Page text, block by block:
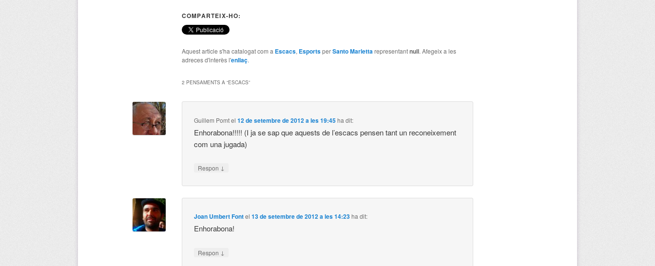
COMPARTEIX-HO:
Aquest article s'ha catalogat com a Escacs, EsportsperSanto Marlettarepresentantnull. Afegeix a les
adreces d'interès l'enllaç.
2 PENSAMENTS A “ESCACS”
Guillem Pomtel12 de setembre de 2012 a les 19:45ha dit:
Enhorabona!!!!! (I ja se sap que aquests de l’escacs pensen tant un reconeixement
com una jugada)
Respon ↓
Joan Umbert Fontel13 de setembre de 2012 a les 14:23ha dit:
Enhorabona!
Respon ↓